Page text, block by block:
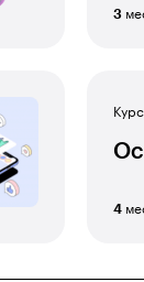
3
Курс
4